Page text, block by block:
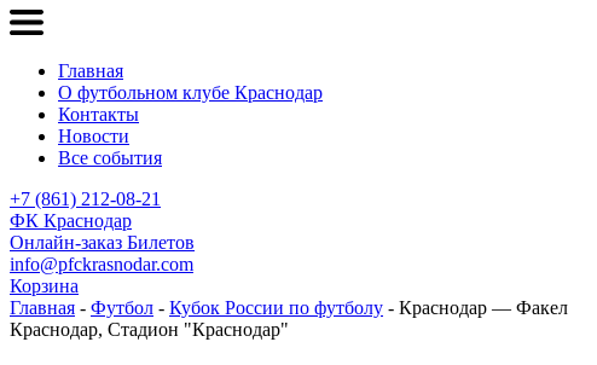
Главная
О футбольном клубе Краснодар
Контакты
Новости
Все события
+7 (861) 212-08-21
ФК Краснодар
Онлайн-заказ Билетов
info@pfckrasnodar.com
Корзина
Главная - Футбол - Кубок России по футболу - Краснодар — Факел
Краснодар, Стадион "Краснодар"